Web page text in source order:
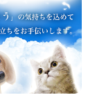
自由に!】 新潟
円レンタカー 両津
2026年08月06日
☆ 埼玉県 杉
円レンタカー 杉戸